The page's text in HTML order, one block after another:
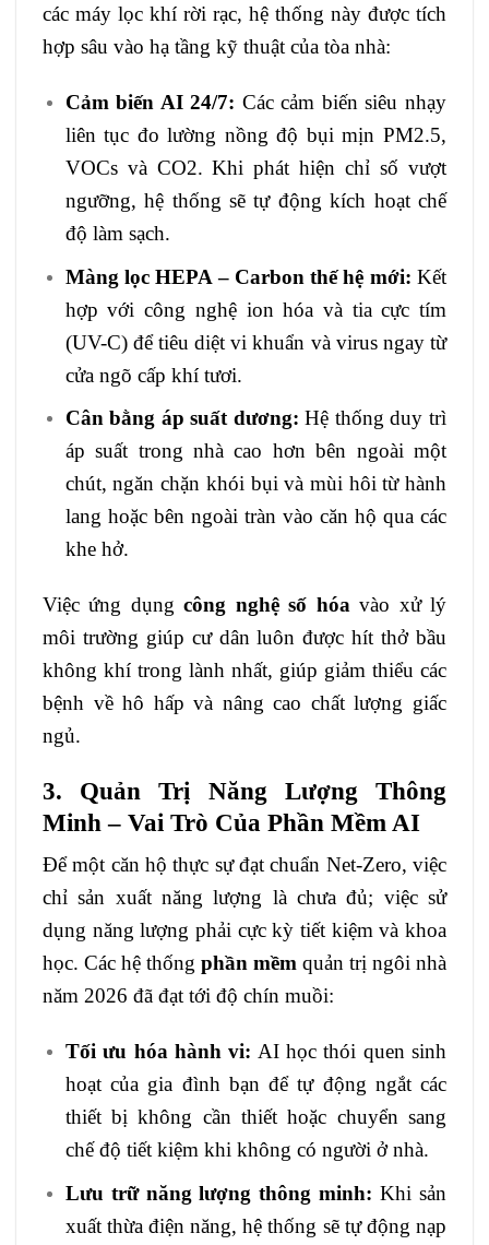
các máy lọc khí rời rạc, hệ thống này được tích
hợp sâu vào hạ tầng kỹ thuật của tòa nhà:
Cảm biến AI 24/7: Các cảm biến siêu nhạy
liên tục đo lường nồng độ bụi mịn PM2.5,
VOCs và CO2. Khi phát hiện chỉ số vượt
ngưỡng, hệ thống sẽ tự động kích hoạt chế
độ làm sạch.
Màng lọc HEPA – Carbon thế hệ mới: Kết
hợp với công nghệ ion hóa và tia cực tím
(UV-C) để tiêu diệt vi khuẩn và virus ngay từ
cửa ngõ cấp khí tươi.
Cân bằng áp suất dương: Hệ thống duy trì
áp suất trong nhà cao hơn bên ngoài một
chút, ngăn chặn khói bụi và mùi hôi từ hành
lang hoặc bên ngoài tràn vào căn hộ qua các
khe hở.
Việc ứng dụngcông nghệ số hóa vào xử lý
môi trường giúp cư dân luôn được hít thở bầu
không khí trong lành nhất, giúp giảm thiểu các
bệnh về hô hấp và nâng cao chất lượng giấc
ngủ.
3. Quản Trị Năng Lượng Thông
Minh – Vai Trò Của Phần Mềm AI
Để một căn hộ thực sự đạt chuẩn Net-Zero, việc
chỉ sản xuất năng lượng là chưa đủ; việc sử
dụng năng lượng phải cực kỳ tiết kiệm và khoa
học. Các hệ thống phần mềm quản trị ngôi nhà
năm 2026 đã đạt tới độ chín muồi:
Tối ưu hóa hành vi: AI học thói quen sinh
hoạt của gia đình bạn để tự động ngắt các
thiết bị không cần thiết hoặc chuyển sang
chế độ tiết kiệm khi không có người ở nhà.
Lưu trữ năng lượng thông minh: Khi sản
xuất thừa điện năng, hệ thống sẽ tự động nạp